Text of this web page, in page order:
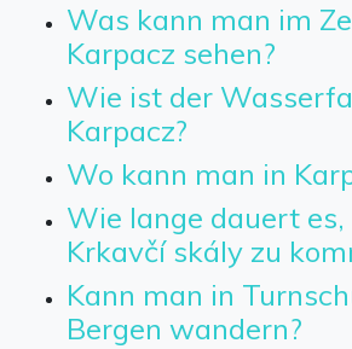
Was kann man im
Karpacz sehen?
Wie ist der
Karpacz?
Wo kann man in
Wie lange dauert es,
Krkavčí skály zu
Kann man in
Bergen wandern?